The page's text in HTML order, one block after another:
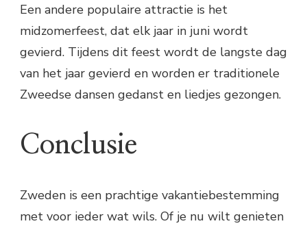
Een andere populaire attractie is het
midzomerfeest, dat elk jaar in juni wordt
gevierd. Tijdens dit feest wordt de langste dag
van het jaar gevierd en worden er traditionele
Zweedse dansen gedanst en liedjes gezongen.
Conclusie
Zweden is een prachtige vakantiebestemming
met voor ieder wat wils. Of je nu wilt genieten